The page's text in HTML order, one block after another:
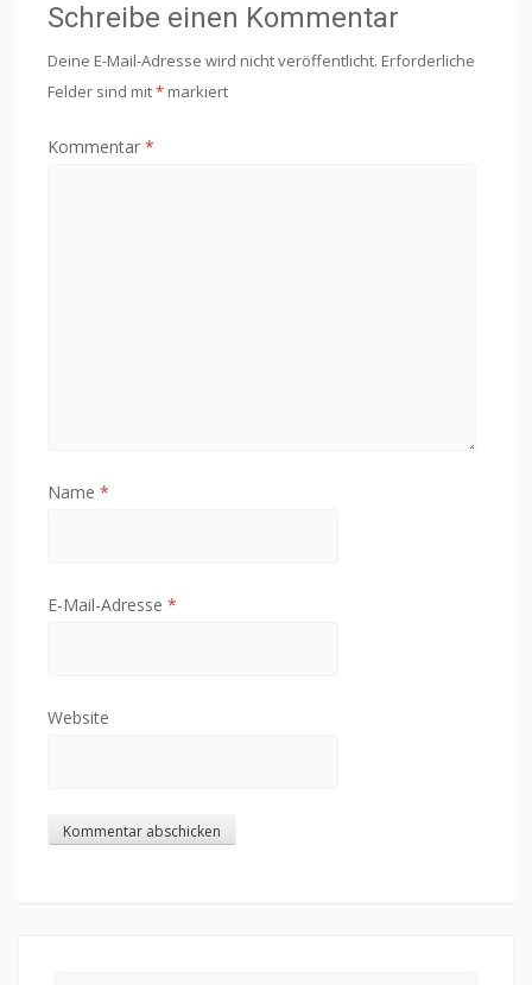
Schreibe einen Kommentar
Deine E-Mail-Adresse wird nicht veröffentlicht. Erforderliche
Felder sind mit* markiert
Kommentar *
Name *
E-Mail-Adresse *
Website